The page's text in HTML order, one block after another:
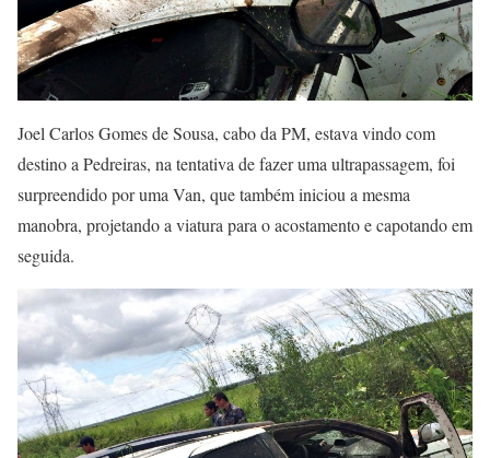
Joel Carlos Gomes de Sousa, cabo da PM, estava vindo com
destino a Pedreiras, na tentativa de fazer uma ultrapassagem, foi
surpreendido por uma Van, que também iniciou a mesma
manobra, projetando a viatura para o acostamento e capotando em
seguida.